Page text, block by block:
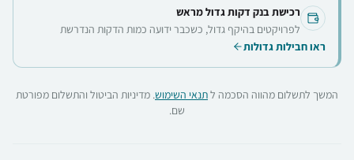
רכישת בנק דקות גדול מראש
לפרויקטים בהיקף גדול, כשכבר ידועה כמות הדקות הנדרשת
ראו חבילות גדולות
המשך לתשלום מהווה הסכמה לתנאי השימוש. מדיניות הביטול והתשלום מפורטת
שם.